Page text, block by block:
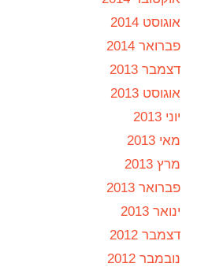
אוגוסט 2014
פברואר 2014
דצמבר 2013
אוגוסט 2013
יוני 2013
מאי 2013
מרץ 2013
פברואר 2013
ינואר 2013
דצמבר 2012
נובמבר 2012